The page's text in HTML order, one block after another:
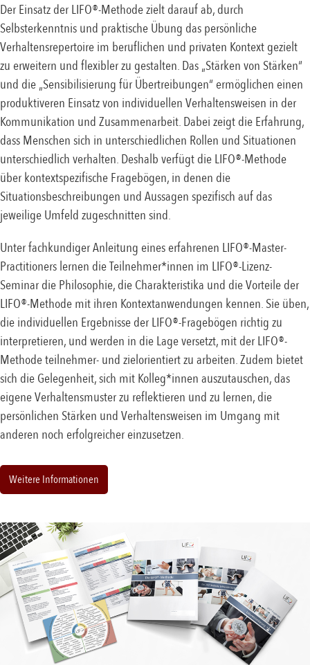
Der Einsatz der LIFO®-Methode zielt darauf ab, durch
Selbsterkenntnis und praktische Übung das persönliche
Verhaltensrepertoire im beruflichen und privaten Kontext gezielt
zu erweitern und flexibler zu gestalten. Das „Stärken von Stärken“
und die „Sensibilisierung für Übertreibungen“ ermöglichen einen
produktiveren Einsatz von individuellen Verhaltensweisen in der
Kommunikation und Zusammenarbeit. Dabei zeigt die Erfahrung,
dass Menschen sich in unterschiedlichen Rollen und Situationen
unterschiedlich verhalten. Deshalb verfügt die LIFO®-Methode
über kontextspezifische Fragebögen, in denen die
Situationsbeschreibungen und Aussagen spezifisch auf das
jeweilige Umfeld zugeschnitten sind.
Unter fachkundiger Anleitung eines erfahrenen LIFO®-Master-
Practitioners lernen die Teilnehmer*innen im LIFO®-Lizenz-
Seminar die Philosophie, die Charakteristika und die Vorteile der
LIFO®-Methode mit ihren Kontextanwendungen kennen. Sie üben,
die individuellen Ergebnisse der LIFO®-Fragebögen richtig zu
interpretieren, und werden in die Lage versetzt, mit der LIFO®-
Methode teilnehmer- und zielorientiert zu arbeiten. Zudem bietet
sich die Gelegenheit, sich mit Kolleg*innen auszutauschen, das
eigene Verhaltensmuster zu reflektieren und zu lernen, die
persönlichen Stärken und Verhaltensweisen im Umgang mit
anderen noch erfolgreicher einzusetzen.
Weitere Informationen